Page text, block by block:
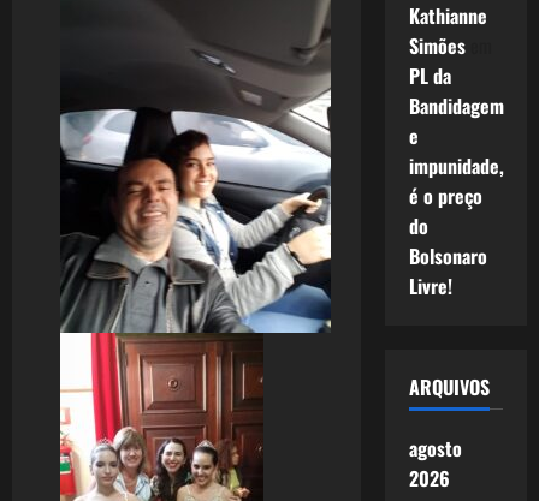
Kathianne
Simõesem
PL da
Bandidagem
e
impunidade,
é o preço
do
Bolsonaro
Livre!
ARQUIVOS
agosto
2026